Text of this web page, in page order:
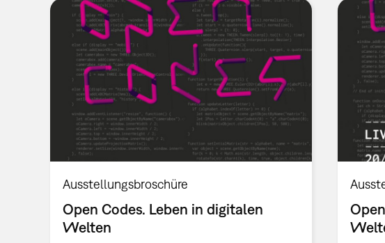
Ausstellungsbroschüre
Open Codes. Leben in digitalen
Welten